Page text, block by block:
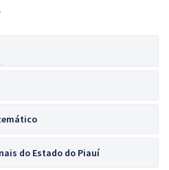
do Estado do Piauí